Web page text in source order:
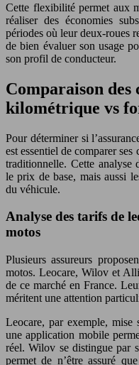
Cette flexibilité permet aux
réaliser des économies
périodes où leur deux-roues
de bien évaluer son usage
son profil de conducteur.
Comparaison des
kilométrique vs
Pour déterminer si
est essentiel de comparer
traditionnelle. Cette analyse
le prix de base, mais aussi
du véhicule.
Analyse des tarifs de
motos
Plusieurs assureurs
motos. Leocare, Wilov et
de ce marché en France.
méritent une attention
Leocare, par exemple,
une application mobile
réel. Wilov se distingue par
permet de n’être assuré